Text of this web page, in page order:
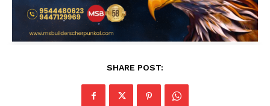
SHARE POST: